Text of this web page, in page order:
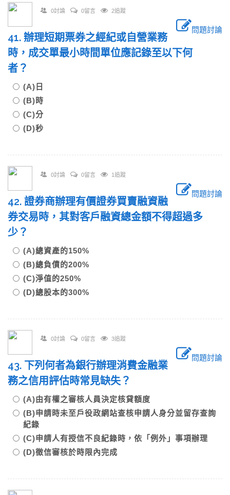
0討論 0留言 2追蹤
問題討論
41. 辦理短期票券之經紀或自營業務
時，成交單最小時間單位應記錄至以下何
者？
(A)日
(B)時
(C)分
(D)秒
0討論 0留言 1追蹤
問題討論
42. 證券商辦理有價證券買賣融資融
券交易時，其對客戶融資總金額不得超過多
少？
(A)總資產的150%
(B)總負債的200%
(C)淨值的250%
(D)總股本的300%
0討論 0留言 3追蹤
問題討論
43. 下列何者為銀行辦理消費金融業
務之信用評估時常見缺失？
(A)由有權之審核人員決定核貸額度
(B)申請時未至戶役政網站查核申請人身分並留存查詢
紀錄
(C)申請人有授信不良紀錄時，依「例外」事項辦理
(D)徵信審核於時限內完成